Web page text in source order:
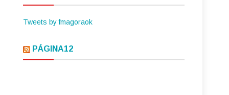
Tweets by fmagoraok
PÁGINA12